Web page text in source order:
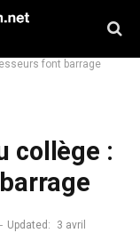
font barrage
collège :
Updated:
3 avril